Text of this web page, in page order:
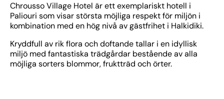
Chrousso Village Hotel är ett exemplariskt hotell i
Paliouri som visar största möjliga respekt för miljön i
kombination med en hög nivå av gästfrihet i Halkidiki.
Kryddfull av rik flora och doftande tallar i en idyllisk
miljö med fantastiska trädgårdar bestående av alla
möjliga sorters blommor, fruktträd och örter.